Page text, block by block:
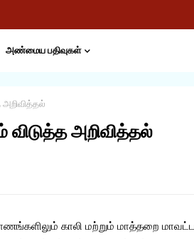
அண்மைய பதிவுகள்
அறிவித்தல்
காலி மற்றும் மாத்தறை